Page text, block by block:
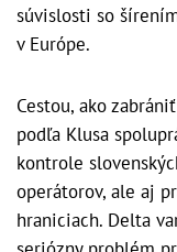
súvislosti so
v Európe.
Cestou, ako
podľa Klusa
kontrole
operátorov, ale aj
hraniciach. Delta